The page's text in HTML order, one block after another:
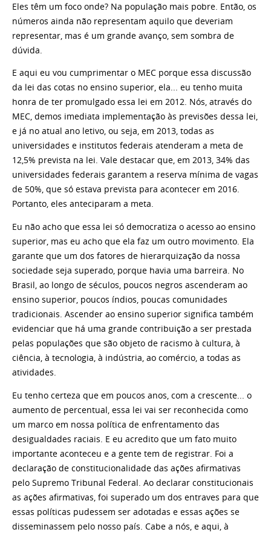
Eles têm um foco onde? Na população mais pobre. Então, os
números ainda não representam aquilo que deveriam
representar, mas é um grande avanço, sem sombra de
dúvida.
E aqui eu vou cumprimentar o MEC porque essa discussão
da lei das cotas no ensino superior, ela... eu tenho muita
honra de ter promulgado essa lei em 2012. Nós, através do
MEC, demos imediata implementação às previsões dessa lei,
e já no atual ano letivo, ou seja, em 2013, todas as
universidades e institutos federais atenderam a meta de
12,5% prevista na lei. Vale destacar que, em 2013, 34% das
universidades federais garantem a reserva mínima de vagas
de 50%, que só estava prevista para acontecer em 2016.
Portanto, eles anteciparam a meta.
Eu não acho que essa lei só democratiza o acesso ao ensino
superior, mas eu acho que ela faz um outro movimento. Ela
garante que um dos fatores de hierarquização da nossa
sociedade seja superado, porque havia uma barreira. No
Brasil, ao longo de séculos, poucos negros ascenderam ao
ensino superior, poucos índios, poucas comunidades
tradicionais. Ascender ao ensino superior significa também
evidenciar que há uma grande contribuição a ser prestada
pelas populações que são objeto de racismo à cultura, à
ciência, à tecnologia, à indústria, ao comércio, a todas as
atividades.
Eu tenho certeza que em poucos anos, com a crescente... o
aumento de percentual, essa lei vai ser reconhecida como
um marco em nossa política de enfrentamento das
desigualdades raciais. E eu acredito que um fato muito
importante aconteceu e a gente tem de registrar. Foi a
declaração de constitucionalidade das ações afirmativas
pelo Supremo Tribunal Federal. Ao declarar constitucionais
as ações afirmativas, foi superado um dos entraves para que
essas políticas pudessem ser adotadas e essas ações se
disseminassem pelo nosso país. Cabe a nós, e aqui, à